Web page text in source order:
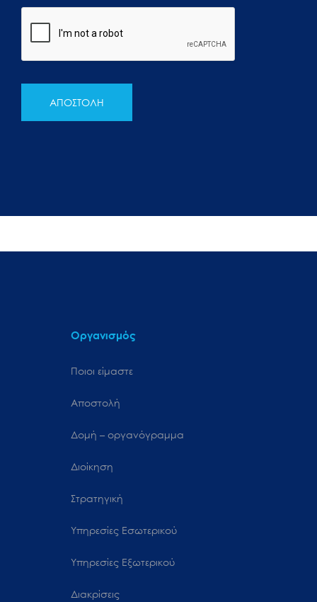
ΑΠΟΣΤΟΛΗ
Οργανισμός
Ποιοι είμαστε
Αποστολή
Δομή – οργανόγραμμα
Διοίκηση
Στρατηγική
Υπηρεσίες Εσωτερικού
Υπηρεσίες Εξωτερικού
Διακρίσεις